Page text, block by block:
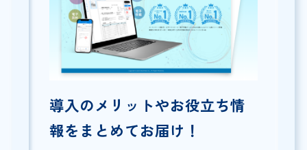
導入のメリットやお役立ち情
報をまとめてお届け！